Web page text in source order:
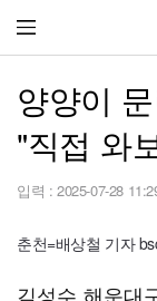
양양이
"직접 와
입력 : 2025-07-28
춘천=배상철 기자
김성수 해운대